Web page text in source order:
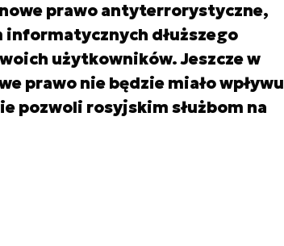
prawo antyterrorystyczne,
dłuższego
użytkowników. Jeszcze w
prawo nie będzie miało wpływu
pozwoli rosyjskim służbom na